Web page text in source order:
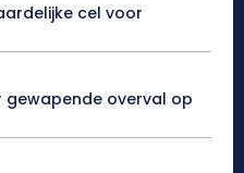
cel voor
overval op